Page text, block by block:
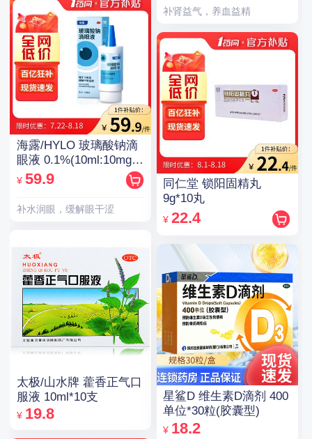
海露/HYLO 玻璃酸钠滴
眼液 0.1%(10ml:10mg)/
支(OTC)
¥ 59.9
补水润眼，缓解眼干涩
太极/山水牌 藿香正气口
服液 10ml*10支
¥ 19.8
补肾益气，养血益精
同仁堂 锁阳固精丸
9g*10丸
¥ 22.4
星鲨D 维生素D滴剂 400
单位*30粒(胶囊型)
¥ 18.2